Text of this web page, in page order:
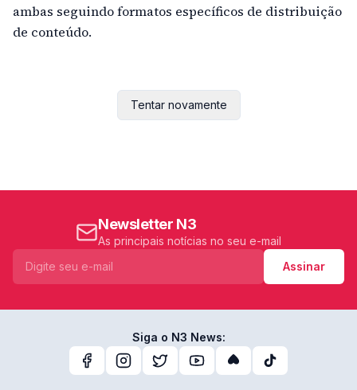
ambas seguindo formatos específicos de distribuição
de conteúdo.
Tentar novamente
Newsletter N3
As principais notícias no seu e-mail
Assinar
Siga o N3 News: